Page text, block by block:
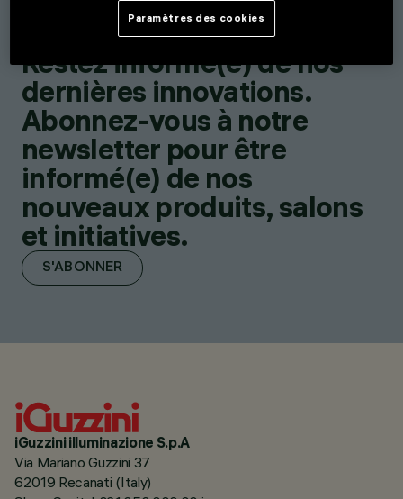
Trouver un contact
Restez informé(e) de nos
dernières innovations.
Abonnez-vous à notre
newsletter pour être
informé(e) de nos
nouveaux produits, salons
et initiatives.
S'ABONNER
iGuzzini illuminazione S.p.A
Via Mariano Guzzini 37
62019 Recanati (Italy)
Paramètres des cookies